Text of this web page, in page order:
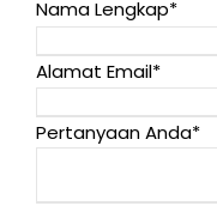
Nama Lengkap*
Alamat Email*
Pertanyaan Anda*